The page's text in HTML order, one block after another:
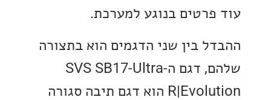
בנוגע למערכת.
בין שני הדגמים הוא בתצורה
שלהם, דגם ה-SVS SB17-Ultra
R|Evolution הוא דגם תיבה סגורה